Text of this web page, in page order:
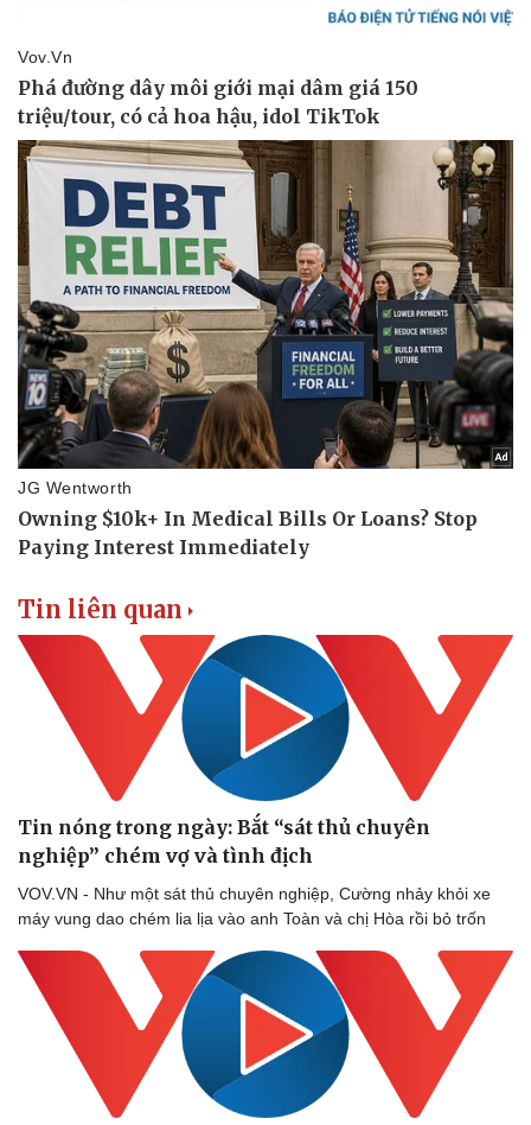
Bóng đá
Thế giới thể thao
eSports
Hậu trường
Ô tô - Xe máy
Tư vấn
Tin liên quan
Tin nóng trong ngày: Bắt “sát thủ chuyên
nghiệp” chém vợ và tình địch
VOV.VN - Như một sát thủ chuyên nghiệp, Cường nhảy khỏi xe
máy vung dao chém lia lịa vào anh Toàn và chị Hòa rồi bỏ trốn